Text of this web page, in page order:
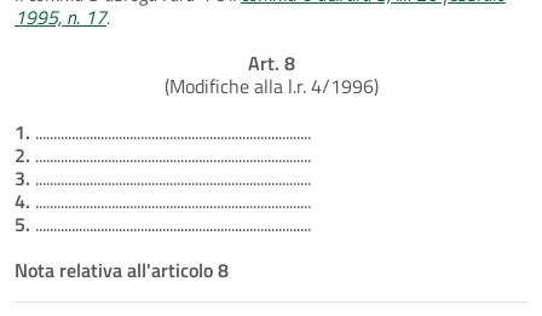
1995, n. 17.
Art. 8
(Modifiche alla l.r. 4/1996)
1. ............................................................................
2. ............................................................................
3. ............................................................................
4. ............................................................................
5. ............................................................................
Nota relativa all'articolo 8